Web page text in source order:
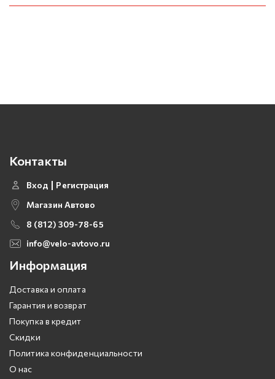
Контакты
Вход
Регистрация
Магазин Автово
8 (812) 309-78-65
info@velo-avtovo.ru
Информация
Доставка и оплата
Гарантия и возврат
Покупка в кредит
Скидки
Политика конфиденциальности
О нас